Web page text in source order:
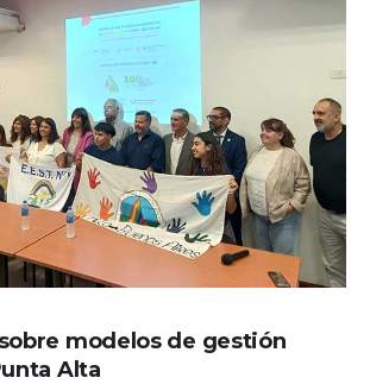
modelos de gestión
Alta